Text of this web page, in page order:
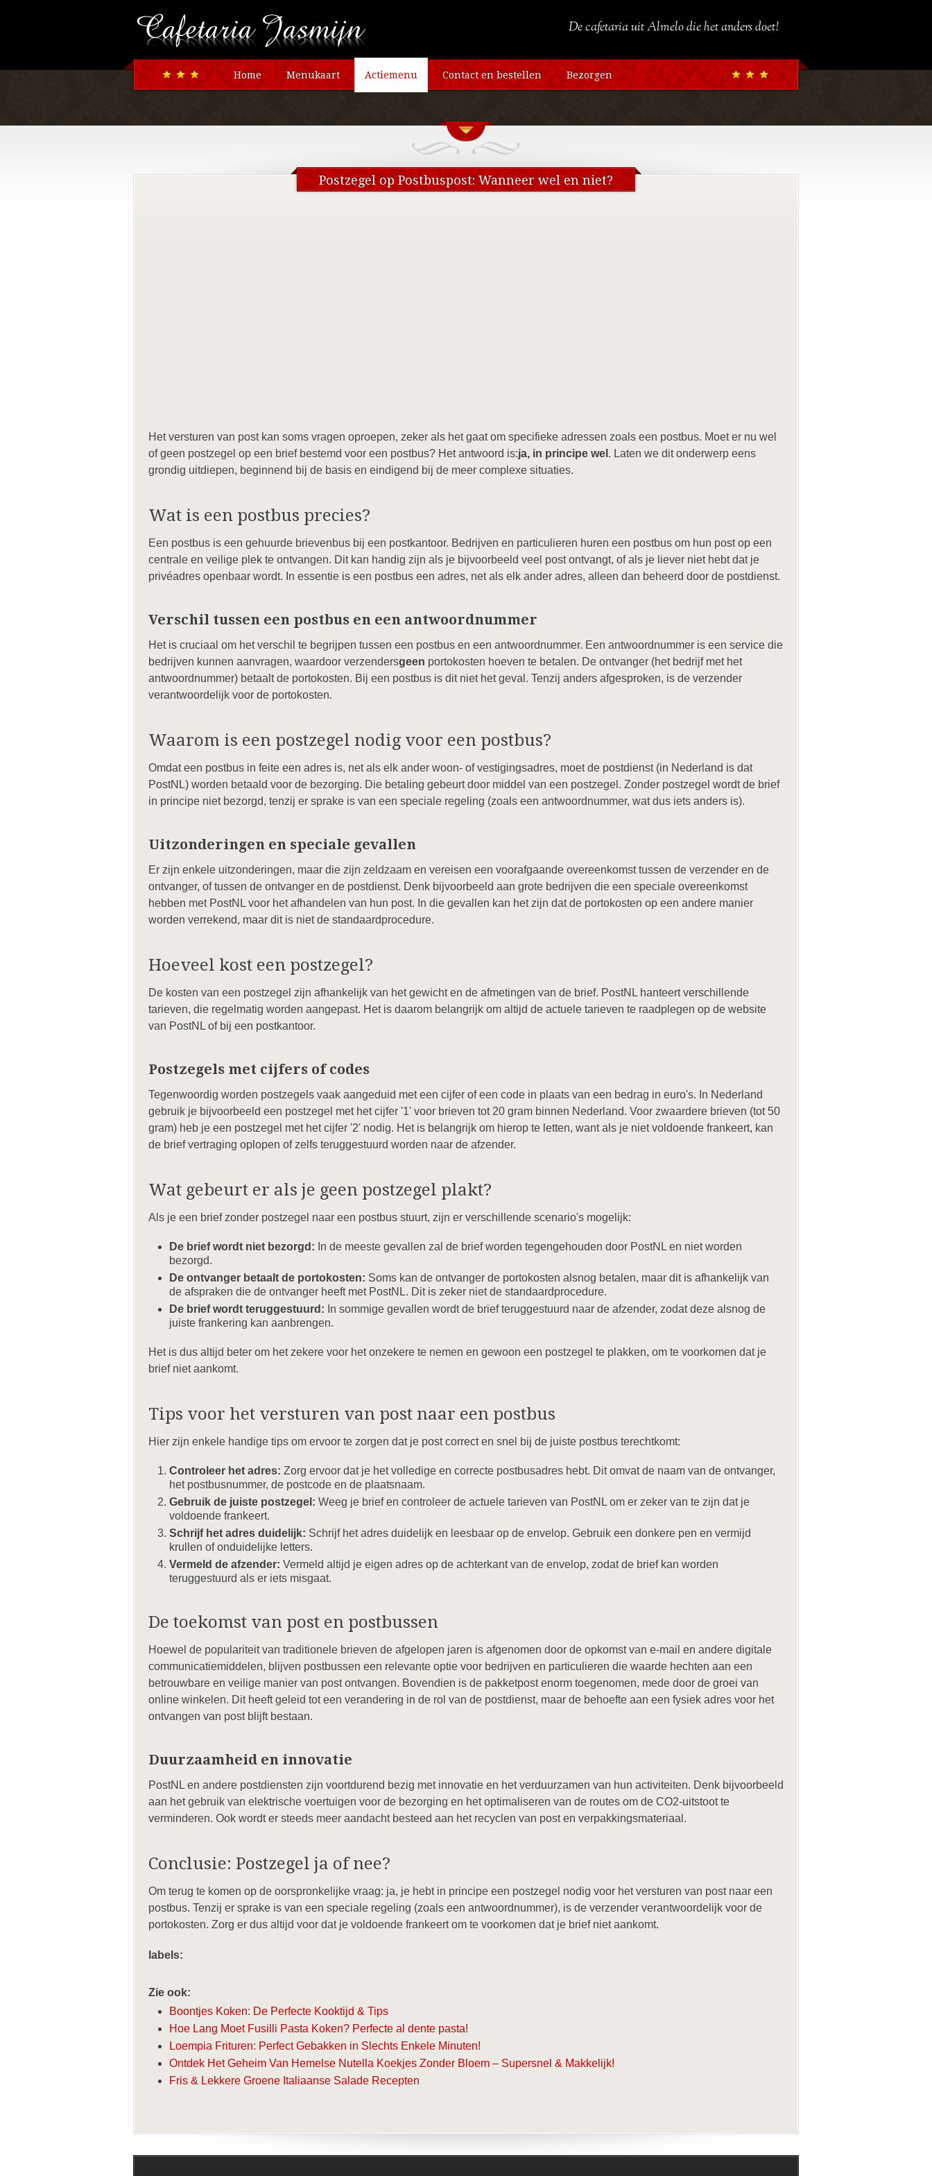
Home Menukaart Actiemenu Contact en bestellen Bezorgen
De cafetaria uit Almelo die het anders doet!
Postzegel op Postbuspost: Wanneer wel en niet?
Het versturen van post kan soms vragen oproepen, zeker als het gaat om specifieke adressen zoals een postbus. Moet er nu wel
of geen postzegel op een brief bestemd voor een postbus? Het antwoord is:ja, in principe wel . Laten we dit onderwerp eens
grondig uitdiepen, beginnend bij de basis en eindigend bij de meer complexe situaties.
Wat is een postbus precies?
Een postbus is een gehuurde brievenbus bij een postkantoor. Bedrijven en particulieren huren een postbus om hun post op een
centrale en veilige plek te ontvangen. Dit kan handig zijn als je bijvoorbeeld veel post ontvangt, of als je liever niet hebt dat je
privéadres openbaar wordt. In essentie is een postbus een adres, net als elk ander adres, alleen dan beheerd door de postdienst.
Verschil tussen een postbus en een antwoordnummer
Het is cruciaal om het verschil te begrijpen tussen een postbus en een antwoordnummer. Een antwoordnummer is een service die
bedrijven kunnen aanvragen, waardoor verzendersgeen portokosten hoeven te betalen. De ontvanger (het bedrijf met het
antwoordnummer) betaalt de portokosten. Bij een postbus is dit niet het geval. Tenzij anders afgesproken, is de verzender
verantwoordelijk voor de portokosten.
Waarom is een postzegel nodig voor een postbus?
Omdat een postbus in feite een adres is, net als elk ander woon- of vestigingsadres, moet de postdienst (in Nederland is dat
PostNL) worden betaald voor de bezorging. Die betaling gebeurt door middel van een postzegel. Zonder postzegel wordt de brief
in principe niet bezorgd, tenzij er sprake is van een speciale regeling (zoals een antwoordnummer, wat dus iets anders is).
Uitzonderingen en speciale gevallen
Er zijn enkele uitzonderingen, maar die zijn zeldzaam en vereisen een voorafgaande overeenkomst tussen de verzender en de
ontvanger, of tussen de ontvanger en de postdienst. Denk bijvoorbeeld aan grote bedrijven die een speciale overeenkomst
hebben met PostNL voor het afhandelen van hun post. In die gevallen kan het zijn dat de portokosten op een andere manier
worden verrekend, maar dit is niet de standaardprocedure.
Hoeveel kost een postzegel?
De kosten van een postzegel zijn afhankelijk van het gewicht en de afmetingen van de brief. PostNL hanteert verschillende
tarieven, die regelmatig worden aangepast. Het is daarom belangrijk om altijd de actuele tarieven te raadplegen op de website
van PostNL of bij een postkantoor.
Postzegels met cijfers of codes
Tegenwoordig worden postzegels vaak aangeduid met een cijfer of een code in plaats van een bedrag in euro's. In Nederland
gebruik je bijvoorbeeld een postzegel met het cijfer '1' voor brieven tot 20 gram binnen Nederland. Voor zwaardere brieven (tot 50
gram) heb je een postzegel met het cijfer '2' nodig. Het is belangrijk om hierop te letten, want als je niet voldoende frankeert, kan
de brief vertraging oplopen of zelfs teruggestuurd worden naar de afzender.
Wat gebeurt er als je geen postzegel plakt?
Als je een brief zonder postzegel naar een postbus stuurt, zijn er verschillende scenario's mogelijk:
De brief wordt niet bezorgd: In de meeste gevallen zal de brief worden tegengehouden door PostNL en niet worden
bezorgd.
De ontvanger betaalt de portokosten: Soms kan de ontvanger de portokosten alsnog betalen, maar dit is afhankelijk van
de afspraken die de ontvanger heeft met PostNL. Dit is zeker niet de standaardprocedure.
De brief wordt teruggestuurd: In sommige gevallen wordt de brief teruggestuurd naar de afzender, zodat deze alsnog de
juiste frankering kan aanbrengen.
Het is dus altijd beter om het zekere voor het onzekere te nemen en gewoon een postzegel te plakken, om te voorkomen dat je
brief niet aankomt.
Tips voor het versturen van post naar een postbus
Hier zijn enkele handige tips om ervoor te zorgen dat je post correct en snel bij de juiste postbus terechtkomt:
Controleer het adres: Zorg ervoor dat je het volledige en correcte postbusadres hebt. Dit omvat de naam van de ontvanger,
het postbusnummer, de postcode en de plaatsnaam.
Gebruik de juiste postzegel: Weeg je brief en controleer de actuele tarieven van PostNL om er zeker van te zijn dat je
voldoende frankeert.
Schrijf het adres duidelijk: Schrijf het adres duidelijk en leesbaar op de envelop. Gebruik een donkere pen en vermijd
krullen of onduidelijke letters.
Vermeld de afzender: Vermeld altijd je eigen adres op de achterkant van de envelop, zodat de brief kan worden
teruggestuurd als er iets misgaat.
De toekomst van post en postbussen
Hoewel de populariteit van traditionele brieven de afgelopen jaren is afgenomen door de opkomst van e-mail en andere digitale
communicatiemiddelen, blijven postbussen een relevante optie voor bedrijven en particulieren die waarde hechten aan een
betrouwbare en veilige manier van post ontvangen. Bovendien is de pakketpost enorm toegenomen, mede door de groei van
online winkelen. Dit heeft geleid tot een verandering in de rol van de postdienst, maar de behoefte aan een fysiek adres voor het
ontvangen van post blijft bestaan.
Duurzaamheid en innovatie
PostNL en andere postdiensten zijn voortdurend bezig met innovatie en het verduurzamen van hun activiteiten. Denk bijvoorbeeld
aan het gebruik van elektrische voertuigen voor de bezorging en het optimaliseren van de routes om de CO2-uitstoot te
verminderen. Ook wordt er steeds meer aandacht besteed aan het recyclen van post en verpakkingsmateriaal.
Conclusie: Postzegel ja of nee?
Om terug te komen op de oorspronkelijke vraag: ja, je hebt in principe een postzegel nodig voor het versturen van post naar een
postbus. Tenzij er sprake is van een speciale regeling (zoals een antwoordnummer), is de verzender verantwoordelijk voor de
portokosten. Zorg er dus altijd voor dat je voldoende frankeert om te voorkomen dat je brief niet aankomt.
labels:
Zie ook:
Boontjes Koken: De Perfecte Kooktijd & Tips
Hoe Lang Moet Fusilli Pasta Koken? Perfecte al dente pasta!
Loempia Frituren: Perfect Gebakken in Slechts Enkele Minuten!
Ontdek Het Geheim Van Hemelse Nutella Koekjes Zonder Bloem – Supersnel & Makkelijk!
Fris & Lekkere Groene Italiaanse Salade Recepten